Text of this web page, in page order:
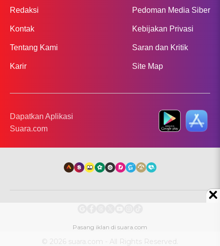
Redaksi
Kontak
Tentang Kami
Karir
Pedoman Media Siber
Kebijakan Privasi
Saran dan Kritik
Site Map
Dapatkan Aplikasi
Suara.com
© 2026 suara.com - All Rights Reserved.